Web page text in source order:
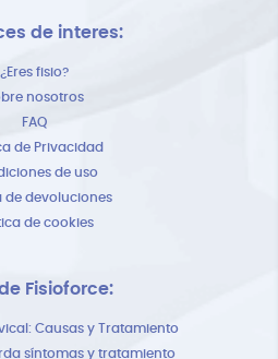
de interes:
¿Eres fisio?
nosotros
FAQ
de Privacidad
de uso
de devoluciones
de cookies
Fisioforce:
Causas y Tratamiento
síntomas y tratamiento